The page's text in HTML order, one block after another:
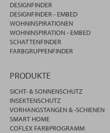
DESIGNFINDER
DESIGNFINDER - EMBED
WOHNINSPIRATIONEN
WOHNINSPIRATION - EMBED
SCHATTENFINDER
FARBGRUPPENFINDER
PRODUKTE
SICHT- & SONNENSCHUTZ
INSEKTENSCHUTZ
VORHANGSTANGEN & -SCHIENEN
SMART HOME
COFLEX FARBPROGRAMM